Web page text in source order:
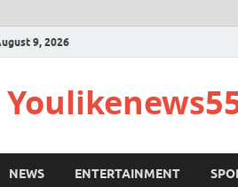
9, 2026
NEWS ENTERTAINMENT